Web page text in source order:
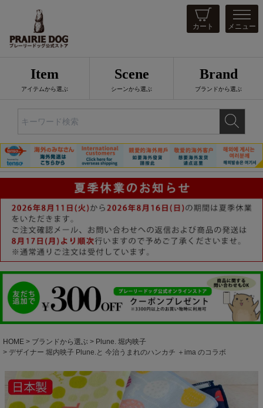
カート メニュー
Item
アイテムから選ぶ
Scene
シーンから選ぶ
Brand
ブランドから選ぶ
HOME ブランドから選ぶ
Plune. 堀内映子
デザイナー 堀内映子 Plune.と 今治うまれのハンカチ ＋ima のコラボ